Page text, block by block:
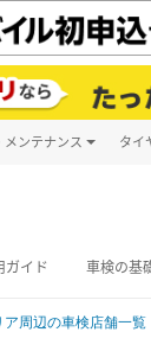
メンテナンス タイ
ガイド 車検の基
ア周辺の車検店舗一覧